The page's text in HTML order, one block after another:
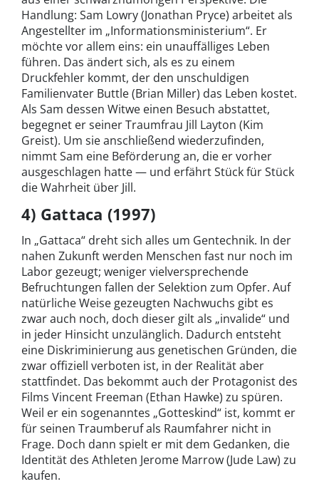
Handlung: Sam Lowry (Jonathan Pryce) arbeitet als
Angestellter im „Informationsministerium“. Er
möchte vor allem eins: ein unauffälliges Leben
führen. Das ändert sich, als es zu einem
Druckfehler kommt, der den unschuldigen
Familienvater Buttle (Brian Miller) das Leben kostet.
Als Sam dessen Witwe einen Besuch abstattet,
begegnet er seiner Traumfrau Jill Layton (Kim
Greist). Um sie anschließend wiederzufinden,
nimmt Sam eine Beförderung an, die er vorher
ausgeschlagen hatte — und erfährt Stück für Stück
die Wahrheit über Jill.
4) Gattaca (1997)
In „Gattaca“ dreht sich alles um Gentechnik. In der
nahen Zukunft werden Menschen fast nur noch im
Labor gezeugt; weniger vielversprechende
Befruchtungen fallen der Selektion zum Opfer. Auf
natürliche Weise gezeugten Nachwuchs gibt es
zwar auch noch, doch dieser gilt als „invalide“ und
in jeder Hinsicht unzulänglich. Dadurch entsteht
eine Diskriminierung aus genetischen Gründen, die
zwar offiziell verboten ist, in der Realität aber
stattfindet. Das bekommt auch der Protagonist des
Films Vincent Freeman (Ethan Hawke) zu spüren.
Weil er ein sogenanntes „Gotteskind“ ist, kommt er
für seinen Traumberuf als Raumfahrer nicht in
Frage. Doch dann spielt er mit dem Gedanken, die
Identität des Athleten Jerome Marrow (Jude Law) zu
kaufen.